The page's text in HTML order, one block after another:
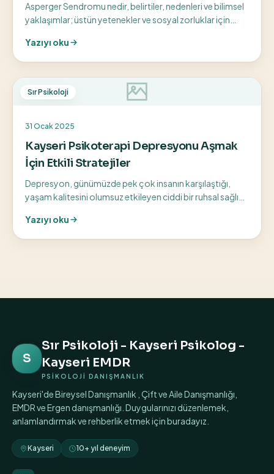
Asperger Sendromu nedir, belirtiler, nedenleri ve bilimsel
yaklaşımlar; üstün yetenekler ve sosyal zorluklar için
Yazıyı oku
Sır Psikoloji
31 Ocak 2025
Kayseri Psikoterapi Depresyonu Aşmak
İçin Etkili Stratejiler
Depresyon, günümüzde pek çok insanın karşılaştığı,
yaşam kalitesini olumsuz etkileyen ciddi bir ruhsal sağlık
Yazıyı oku
S
Sır Psikoloji - Kayseri Psikolog -
Kayseri EMDR
PSİKOLOJİ DANIŞMANLIK
Kayseri'de Bireysel Danışmanlık , Çift ve Aile Danışmanlığı,
EMDR ve Ergen danışmanlığı. Duygularınızı düzenlemek,
anlamlandırmak ve rehberlik etmek için buradayız.
Kayseri 10+ yıl deneyim